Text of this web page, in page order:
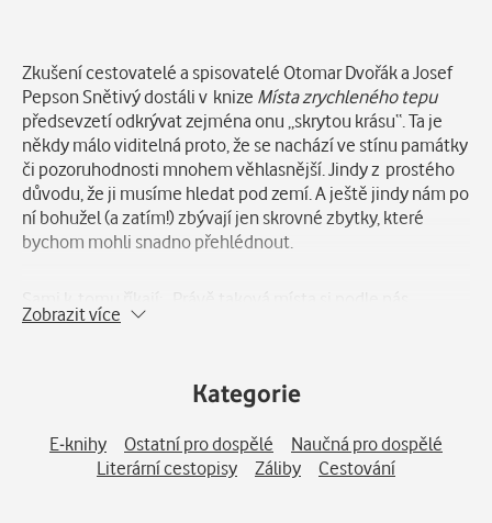
Zkušení cestovatelé a spisovatelé Otomar Dvořák a Josef
Pepson Snětivý dostáli v knize Místa zrychleného tepu
předsevzetí odkrývat zejména onu „skrytou krásu“. Ta je
někdy málo viditelná proto, že se nachází ve stínu památky
či pozoruhodnosti mnohem věhlasnější. Jindy z prostého
důvodu, že ji musíme hledat pod zemí. A ještě jindy nám po
ní bohužel (a zatím!) zbývají jen skrovné zbytky, které
bychom mohli snadno přehlédnout.
zaslouží pozornost – nejen proto, že jim zatím nebyla
Druhým kritériem výběru byl náš subjektivní pocit, že jsme
malebností, nebo něčím, co jinde nenajdeme, jindy zase
unikátním rázem… a někdy i temnými stránkami zdejších
Zobrazit více
Kategorie
E-knihy Ostatní pro dospělé
Naučná pro dospělé
Literární cestopisy
Záliby Cestování